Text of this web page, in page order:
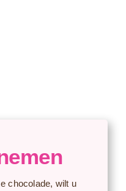
chocolade, wilt u